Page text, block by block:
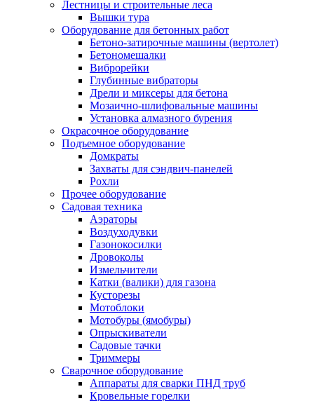
Лестницы и строительные леса
Вышки тура
Оборудование для бетонных работ
Бетоно-затирочные машины (вертолет)
Бетономешалки
Виброрейки
Глубинные вибраторы
Дрели и миксеры для бетона
Мозаично-шлифовальные машины
Установка алмазного бурения
Окрасочное оборудование
Подъемное оборудование
Домкраты
Захваты для сэндвич-панелей
Рохли
Прочее оборудование
Садовая техника
Аэраторы
Воздуходувки
Газонокосилки
Дровоколы
Измельчители
Катки (валики) для газона
Кусторезы
Мотоблоки
Мотобуры (ямобуры)
Опрыскиватели
Садовые тачки
Триммеры
Сварочное оборудование
Аппараты для сварки ПНД труб
Кровельные горелки